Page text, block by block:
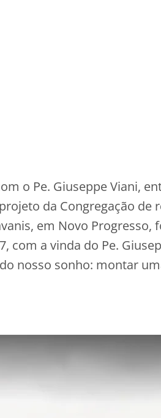
o Pe. Giuseppe Viani,
da Congregação de
em Novo Progresso,
com a vinda do Pe.
nosso sonho: montar